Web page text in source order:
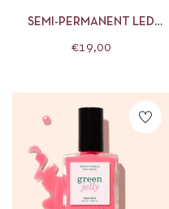
SEMI-PERMANENT LED
SPICY MANUCURIST
€19,00